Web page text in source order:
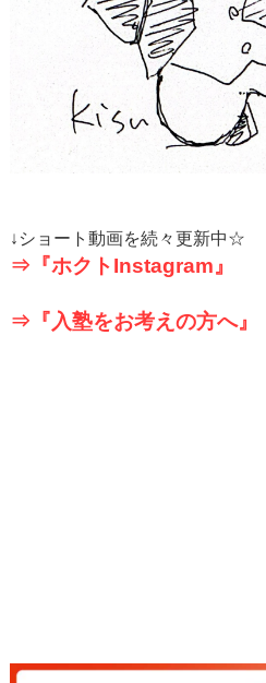
↓ ショート動画を続々更新中☆
⇒『ホクトInstagram 』
⇒『入塾をお考えの方へ』